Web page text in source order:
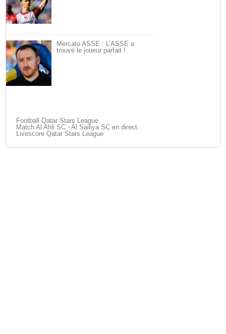
Mercato ASSE : L’ASSE a
trouvé le joueur parfait !
Football Qatar Stars League
Match Al Ahli SC - Al Sailiya SC en direct.
Livescore Qatar Stars League